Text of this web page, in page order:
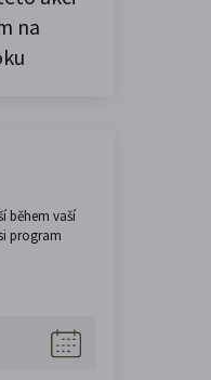
na
během vaší
program